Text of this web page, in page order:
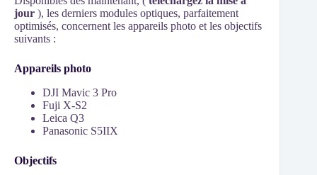
jour ), les derniers modules optiques, parfaitement
optimisés, concernent les appareils photo et les objectifs
suivants :
Appareils photo
DJI Mavic 3 Pro
Fuji X-S2
Leica Q3
Panasonic S5IIX
Objectifs